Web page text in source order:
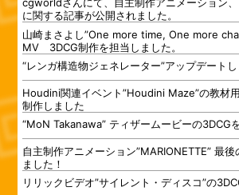
cgworldさんにて、自主制作アニメーション、
に関する記事が公開されました。
山崎まさよし”One more time, One more
MV 3DCG制作を担当しました。
“レンガ構造物ジェネレーター”アップデート
Houdini関連イベント”Houdini Maze”の教材
制作しました
“MoN Takanawa” ティザームービーの3DCG
自主制作アニメーション”MARIONETTE” 最
ました！
リリックビデオ”サイレント・ディスコ”の